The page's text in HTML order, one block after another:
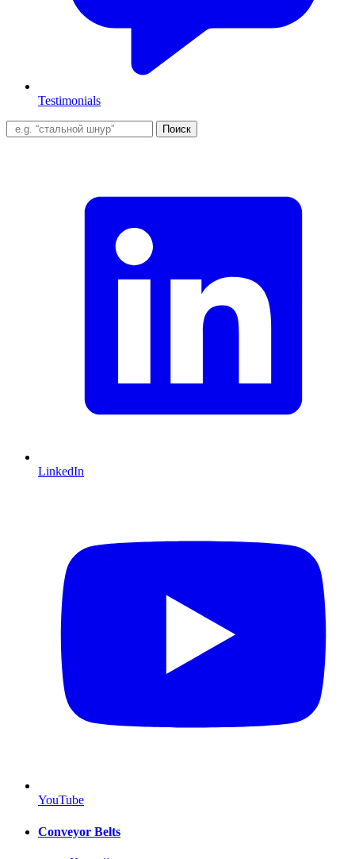
Testimonials
Поиск
LinkedIn
YouTube
Conveyor Belts